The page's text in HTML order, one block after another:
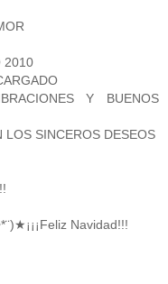
2010
Y BUENOS
LOS SINCEROS DESEOS
Navidad!!!